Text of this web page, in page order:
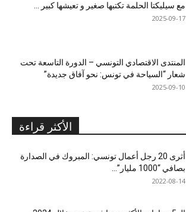
مع سيليكتا الحلمة تكتبها صغير و تعيشها كبير …
2025-09-17
المنتدى الاقتصادي التونسي – الدورة التاسعة تحت
شعار “السياحة في تونس: نحو آفاق جديدة”
2025-09-10
الأكثر قراءة
أثرى 20 رجل أعمال تونسي: المبروك في الصدارة
بصافي “1000 مليار”...
2022-08-14